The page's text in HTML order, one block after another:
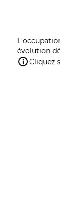
évolution
Cliquez